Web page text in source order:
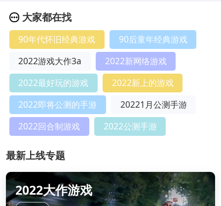
大家都在找
90年代怀旧经典游戏
90后童年经典游戏
2022游戏大作3a
2022新网络游戏
2022最好玩的游戏
2022新上的游戏
2022即将公测的手游
20221月公测手游
2022回合制游戏
2022公测手游
最新上线专题
2022大作游戏